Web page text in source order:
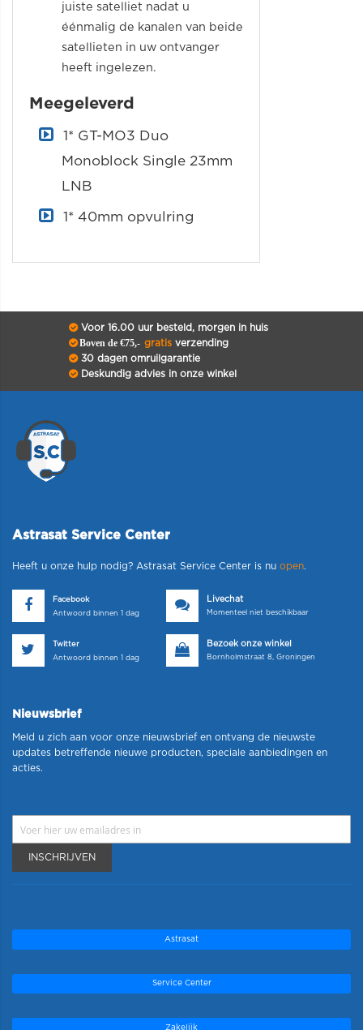
juiste satelliet nadat u
éénmalig de kanalen van beide
satellieten in uw ontvanger
heeft ingelezen.
Meegeleverd
1* GT-MO3 Duo
Monoblock Single 23mm
LNB
1* 40mm opvulring
Voor 16.00 uur besteld, morgen in huis
Boven de €75,- gratisverzending
30 dagen omruilgarantie
Deskundig advies in onze winkel
Astrasat Service Center
Heeft u onze hulp nodig? Astrasat Service Center is nu open.
Facebook
Antwoord binnen 1 dag
Livechat
Momenteel niet beschikbaar
Twitter
Antwoord binnen 1 dag
Bezoek onze winkel
Bornholmstraat 8, Groningen
Nieuwsbrief
Meld u zich aan voor onze nieuwsbrief en ontvang de nieuwste
updates betreffende nieuwe producten, speciale aanbiedingen en
acties.
INSCHRIJVEN
Astrasat
Service Center
Zakelijk